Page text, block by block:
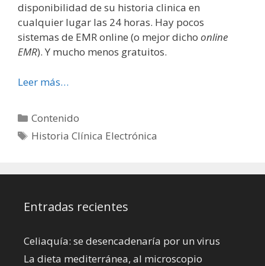
disponibilidad de su historia clinica en
cualquier lugar las 24 horas. Hay pocos
sistemas de EMR online (o mejor dicho online
EMR). Y mucho menos gratuitos.
Leer más…
Categorías
Contenido
Etiquetas
Historia Clínica Electrónica
Entradas recientes
Celiaquía: se desencadenaría por un virus
La dieta mediterránea, al microscopio